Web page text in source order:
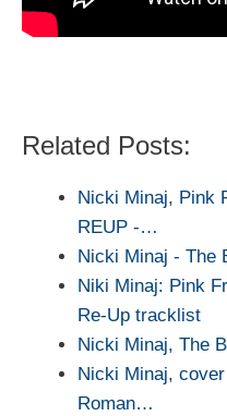
Related Posts:
Nicki Minaj, Pink
REUP -…
Nicki Minaj - The
Niki Minaj: Pink
Re-Up tracklist
Nicki Minaj, The
Nicki Minaj,
Roman…